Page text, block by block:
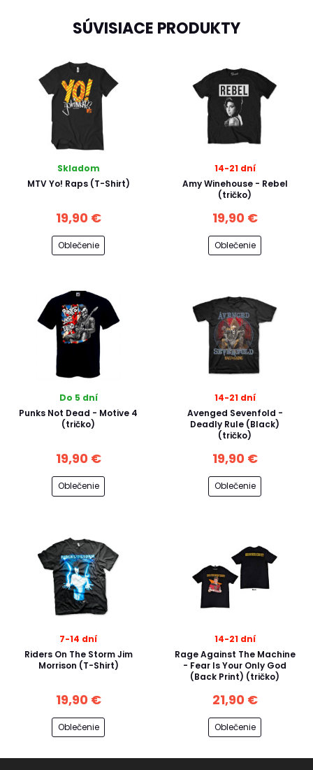
SÚVISIACE PRODUKTY
Skladom
MTV Yo! Raps (T-Shirt)
19,90 €
Oblečenie
14-21 dní
Amy Winehouse - Rebel
(tričko)
19,90 €
Oblečenie
Do 5 dní
Punks Not Dead - Motive 4
(tričko)
19,90 €
Oblečenie
14-21 dní
Avenged Sevenfold -
Deadly Rule (Black)
(tričko)
19,90 €
Oblečenie
7-14 dní
Riders On The Storm Jim
Morrison (T-Shirt)
19,90 €
Oblečenie
14-21 dní
Rage Against The Machine
- Fear Is Your Only God
(Back Print) (tričko)
21,90 €
Oblečenie